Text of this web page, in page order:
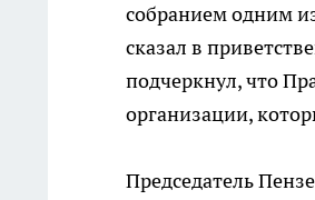
собранием одним
сказал в
подчеркнул, что
организации,
Председатель